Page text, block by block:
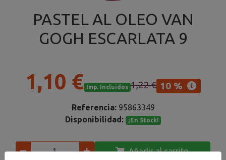
PASTEL AL OLEO VAN
GOGH ESCARLATA 9
1,10 € Imp. Incluidos 1,22 € 10 %
Referencia: 95863349
Disponibilidad:
¡En Stock!
Añadir al carrito